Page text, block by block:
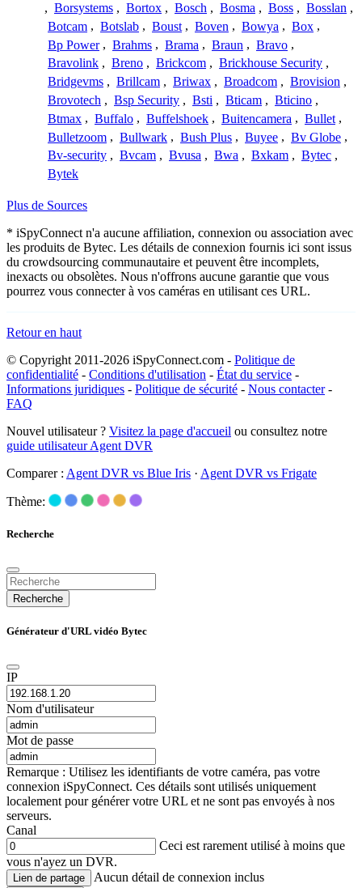
, Borsystems , Bortox , Bosch , Bosma , Boss , Bosslan ,
Botcam , Botslab , Boust , Boven , Bowya , Box ,
Bp Power , Brahms , Brama , Braun , Bravo ,
Bravolink , Breno , Brickcom , Brickhouse Security ,
Bridgevms , Brillcam , Briwax , Broadcom , Brovision ,
Brovotech , Bsp Security , Bsti , Bticam , Bticino ,
Btmax , Buffalo , Buffelshoek , Buitencamera , Bullet ,
Bulletzoom , Bullwark , Bush Plus , Buyee , Bv Globe ,
Bv-security , Bvcam , Bvusa , Bwa , Bxkam , Bytec ,
Bytek
Plus de Sources
* iSpyConnect n'a aucune affiliation, connexion ou association avec
les produits de Bytec. Les détails de connexion fournis ici sont issus
du crowdsourcing communautaire et peuvent être incomplets,
inexacts ou obsolètes. Nous n'offrons aucune garantie que vous
pourrez vous connecter à vos caméras en utilisant ces URL.
Retour en haut
© Copyright 2011-2026 iSpyConnect.com - Politique de
confidentialité - Conditions d'utilisation - État du service -
Informations juridiques - Politique de sécurité - Nous contacter-
FAQ
Nouvel utilisateur ? Visitez la page d'accueil ou consultez notre
guide utilisateur Agent DVR
Comparer : Agent DVR vs Blue Iris · Agent DVR vs Frigate
Thème:
Recherche
Recherche
Générateur d'URL vidéo Bytec
IP
Nom d'utilisateur
Mot de passe
Remarque : Utilisez les identifiants de votre caméra, pas votre
connexion iSpyConnect. Ces détails sont utilisés uniquement
localement pour générer votre URL et ne sont pas envoyés à nos
serveurs.
Canal
Ceci est rarement utilisé à moins que
vous n'ayez un DVR.
Lien de partage Aucun détail de connexion inclus